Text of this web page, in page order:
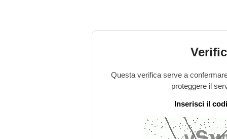
Questa verifica serve a
proteggere il
Inserisci il